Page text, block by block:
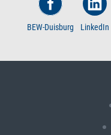
BEW-Duisburg LinkedIn